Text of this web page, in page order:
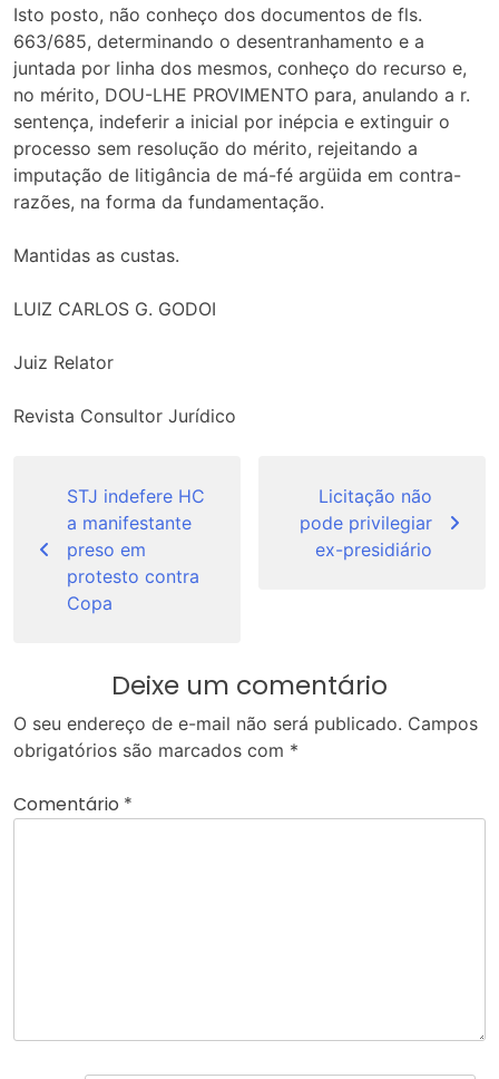
Isto posto, não conheço dos documentos de fls.
663/685, determinando o desentranhamento e a
juntada por linha dos mesmos, conheço do recurso e,
no mérito, DOU-LHE PROVIMENTO para, anulando a r.
sentença, indeferir a inicial por inépcia e extinguir o
processo sem resolução do mérito, rejeitando a
imputação de litigância de má-fé argüida em contra-
razões, na forma da fundamentação.
Mantidas as custas.
LUIZ CARLOS G. GODOI
Juiz Relator
Revista Consultor Jurídico
Post
STJ indefere HC
a manifestante
preso em
protesto contra
Copa
Licitação não
pode privilegiar
ex-presidiário
Deixe um comentário
O seu endereço de e-mail não será publicado. Campos
obrigatórios são marcados com *
Comentário *